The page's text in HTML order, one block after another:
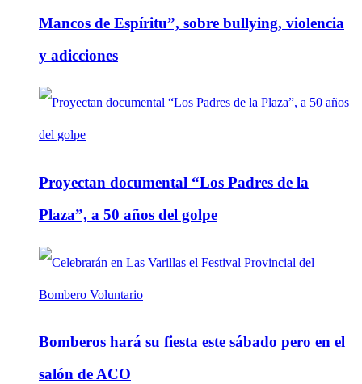
Mancos de Espíritu”, sobre bullying, violencia
y adicciones
Proyectan documental “Los Padres de la
Plaza”, a 50 años del golpe
Bomberos hará su fiesta este sábado pero en el
salón de ACO